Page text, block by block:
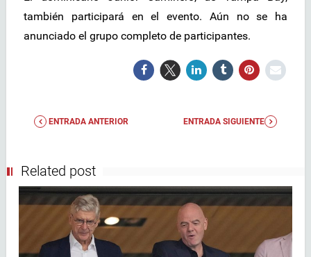
también participará en el evento. Aún no se ha
anunciado el grupo completo de participantes.
ENTRADA ANTERIOR ENTRADA SIGUIENTE
Related post